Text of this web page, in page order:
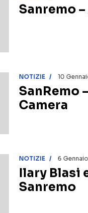
Sanremo
NOTIZIE 10
SanRemo
Camera
NOTIZIE 6
Ilary Blasi
Sanremo